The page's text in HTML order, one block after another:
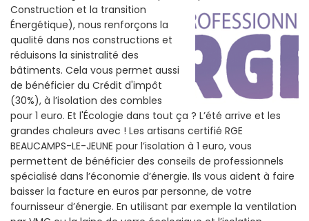
Construction et la transition
Énergétique), nous renforçons la
qualité dans nos constructions et
réduisons la sinistralité des
bâtiments. Cela vous permet aussi
de bénéficier du Crédit d'impôt
(30%), à l’isolation des combles
pour 1 euro. Et l'Écologie dans tout ça ? L’été arrive et les
grandes chaleurs avec ! Les artisans certifié RGE
BEAUCAMPS-LE-JEUNE pour l’isolation à 1 euro, vous
permettent de bénéficier des conseils de professionnels
spécialisé dans l’économie d’énergie. Ils vous aident à faire
baisser la facture en euros par personne, de votre
fournisseur d’énergie. En utilisant par exemple la ventilation